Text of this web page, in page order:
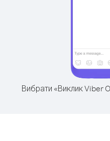
Вибрати «Виклик Viber